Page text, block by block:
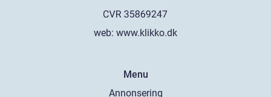
web: www.klikko.dk
Menu
Annonsering